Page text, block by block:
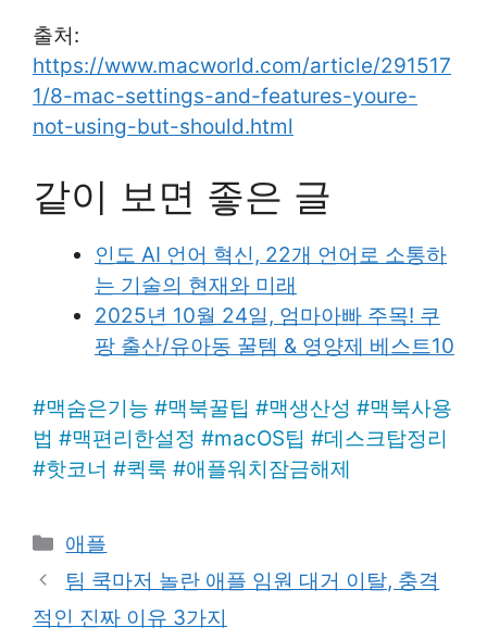
출처:
https://www.macworld.com/article/291517
1/8-mac-settings-and-features-youre-
not-using-but-should.html
같이 보면 좋은 글
인도 AI 언어 혁신, 22개 언어로 소통하
는 기술의 현재와 미래
2025년 10월 24일, 엄마아빠 주목! 쿠
팡 출산/유아동 꿀템 & 영양제 베스트10
#맥숨은기능 #맥북꿀팁 #맥생산성 #맥북사용
법 #맥편리한설정 #macOS팁 #데스크탑정리
#핫코너 #퀵룩 #애플워치잠금해제
Categories
애플
팀 쿡마저 놀란 애플 임원 대거 이탈, 충격
적인 진짜 이유 3가지